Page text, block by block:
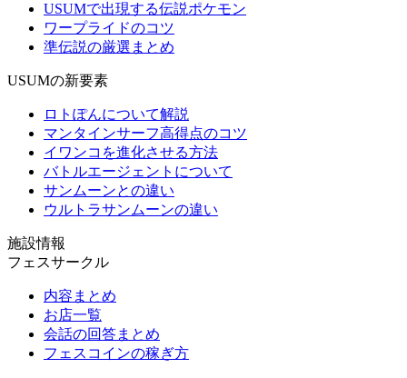
USUMで出現する伝説ポケモン
ワープライドのコツ
準伝説の厳選まとめ
USUMの新要素
ロトぽんについて解説
マンタインサーフ高得点のコツ
イワンコを進化させる方法
バトルエージェントについて
サンムーンとの違い
ウルトラサンムーンの違い
施設情報
フェスサークル
内容まとめ
お店一覧
会話の回答まとめ
フェスコインの稼ぎ方